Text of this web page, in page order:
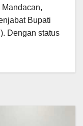
Bupati
Dengan status